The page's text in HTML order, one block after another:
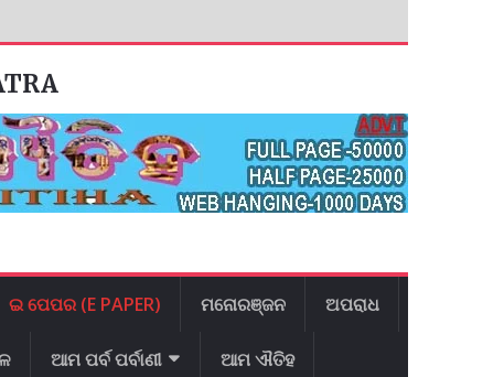
ଇ ପେପର (E PAPER) ମନୋରଞ୍ଜନ ଅପରାଧ
ଆମ ପର୍ବ ପର୍ବାଣୀ ଆମ ଐତିହ